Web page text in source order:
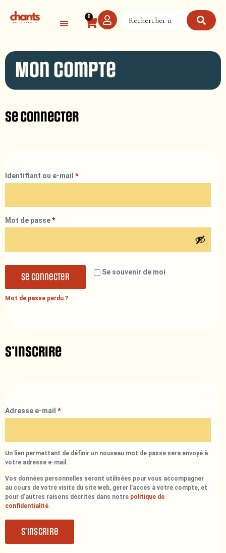
0
Mon compte
Se connecter
Identifiant ou e-mail *
Mot de passe*
Se souvenir de moi
Se connecter
Mot de passe perdu ?
S’inscrire
Adresse e-mail *
Un lien permettant de définir un nouveau mot de passe sera envoyé à
votre adresse e-mail.
Vos données personnelles seront utilisées pour vous accompagner
au cours de votre visite du site web, gérer l’accès à votre compte, et
pour d’autres raisons décrites dans notre politique de
confidentialité.
S’inscrire